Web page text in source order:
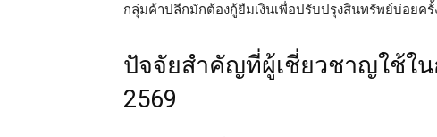
กลุ่มค้าปลีกมักต้องกู้ยืมเงินเพื่อปรับปรุงสินทรัพย์บ่อยครั้
ปัจจัยสำคัญที่ผู้เชี่ยวชาญใช้ใน
2569